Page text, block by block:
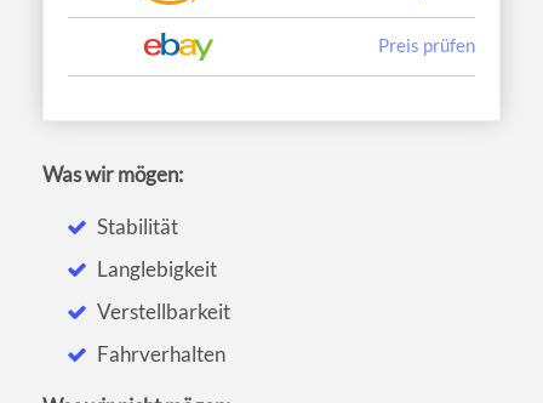
Preis prüfen
Was wir mögen:
Stabilität
Langlebigkeit
Verstellbarkeit
Fahrverhalten